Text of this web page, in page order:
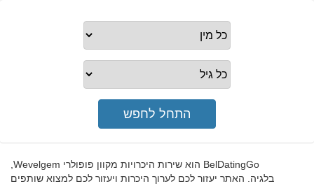
בלגיה. האתר יעזור לכם לערוך היכרות ויעזור לכם למצוא שותפים